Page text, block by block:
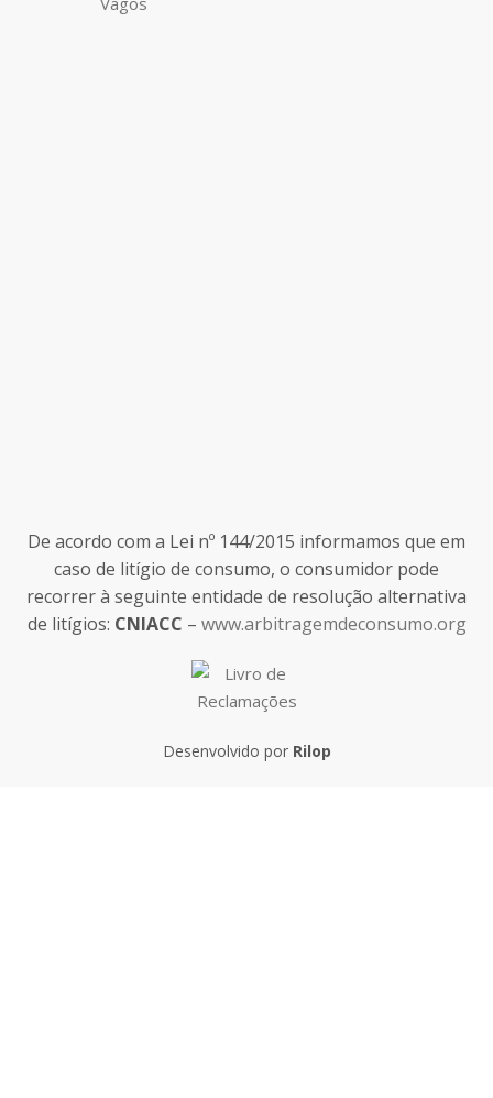
De acordo com a Lei nº 144/2015 informamos que em
caso de litígio de consumo, o consumidor pode
recorrer à seguinte entidade de resolução alternativa
de litígios: CNIACC – www.arbitragemdeconsumo.org
Desenvolvido por Rilop